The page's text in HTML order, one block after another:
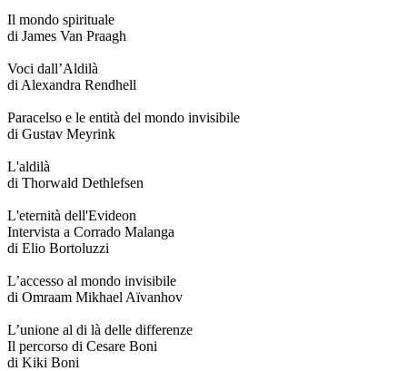
Il mondo spirituale
di James Van Praagh
Voci dall’Aldilà
di Alexandra Rendhell
Paracelso e le entità del mondo invisibile
di Gustav Meyrink
L'aldilà
di Thorwald Dethlefsen
L'eternità dell'Evideon
Intervista a Corrado Malanga
di Elio Bortoluzzi
L’accesso al mondo invisibile
di Omraam Mikhael Aïvanhov
L’unione al di là delle differenze
Il percorso di Cesare Boni
di Kiki Boni